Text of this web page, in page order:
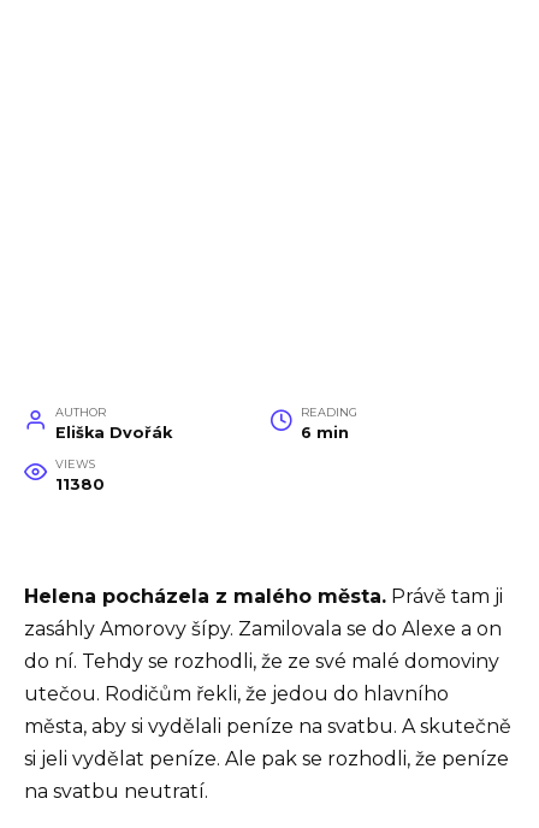
AUTHOR
Eliška Dvořák
READING
6 min
VIEWS
11380
Helena pocházela z malého města. Právě tam ji
zasáhly Amorovy šípy. Zamilovala se do Alexe a on
do ní. Tehdy se rozhodli, že ze své malé domoviny
utečou. Rodičům řekli, že jedou do hlavního
města, aby si vydělali peníze na svatbu. A skutečně
si jeli vydělat peníze. Ale pak se rozhodli, že peníze
na svatbu neutratí.